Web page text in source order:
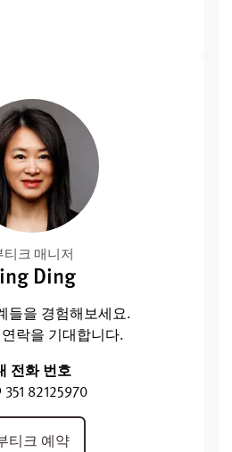
티크 매니저
Ding
들을 경험해보세요.
락을 기대합니다.
전화 번호
82125970
티크 예약